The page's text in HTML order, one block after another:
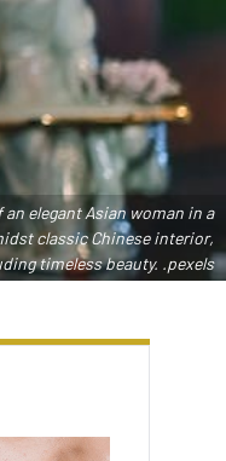
elegant Asian woman in a
classic Chinese interior,
timeless beauty. .pexels